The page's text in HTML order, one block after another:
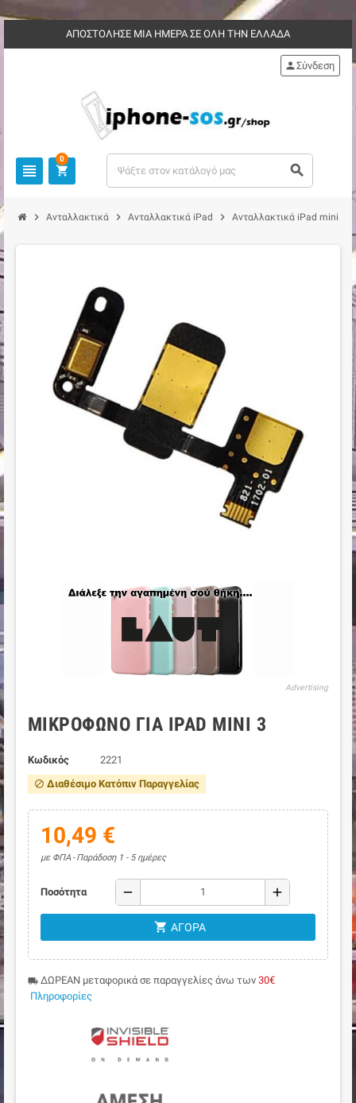
ΑΠΟΣΤΟΛΗΣΕ ΜΙΑ ΗΜΕΡΑ ΣΕ ΟΛΗ ΤΗΝ ΕΛΛΑΔΑ
view_headline
personΣύνδεση
shopping_cart
0
search
chevron_right Ανταλλακτικά chevron_right Ανταλλακτικά iPad chevron_right Ανταλλακτικά iPad mini 3
Advertising
ΜΙΚΡΌΦΩΝΟ ΓΙΑ IPAD MINI 3
Κωδικός 2221
block Διαθέσιμο Κατόπιν Παραγγελίας
10,49 €
με ΦΠΑ Παράδοση 1 - 5 ημέρες
Ποσότητα remove add
shopping_cart ΑΓΟΡΆ
local_shipping ΔΩΡΕΑΝ μεταφορικά σε παραγγελίες άνω των 30€
Πληροφορίες